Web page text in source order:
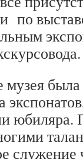
по
юбиляра.